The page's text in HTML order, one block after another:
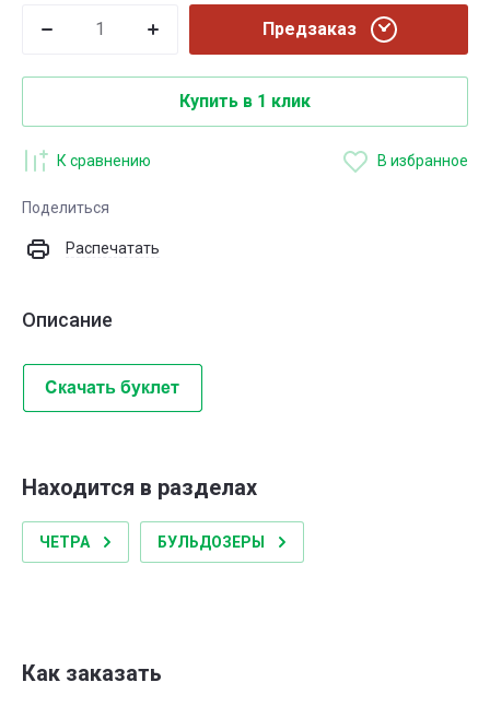
Предзаказ
Купить в 1 клик
К сравнению В избранное
Поделиться
Распечатать
Описание
Находится в разделах
ЧЕТРА БУЛЬДОЗЕРЫ
Как заказать